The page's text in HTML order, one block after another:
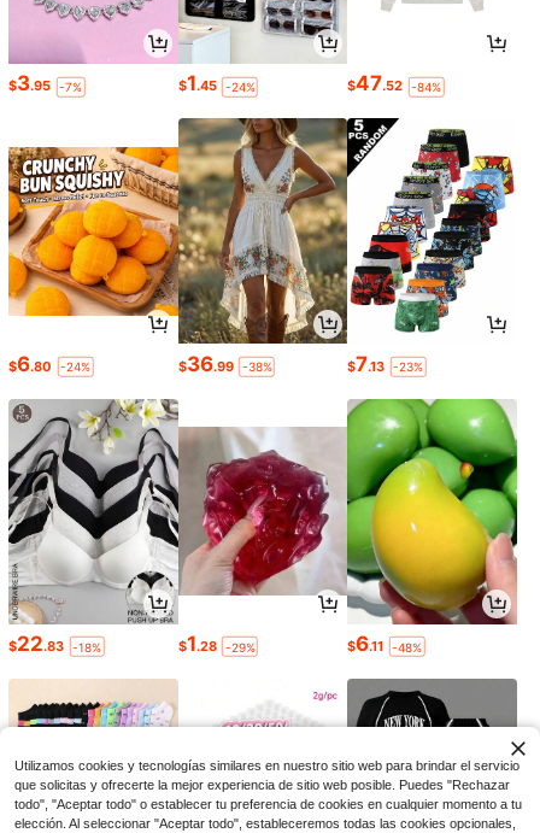
$3.95 -7% $1.45 -24% $47.52 -84%
$6.80 -24% $36.99 -38% $7.13 -23%
$22.83 -18% $1.28 -29% $6.11 -48%
Utilizamos cookies y tecnologías similares en nuestro sitio web para brindar el servicio
que solicitas y ofrecerte la mejor experiencia de sitio web posible. Puedes "Rechazar
todo", "Aceptar todo" o establecer tu preferencia de cookies en cualquier momento a tu
elección. Al seleccionar "Aceptar todo", estableceremos todas las cookies opcionales,